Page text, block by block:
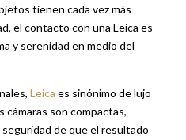
tienen cada vez más
el contacto con una Leica es
y serenidad en medio del
Leica es sinónimo de lujo
cámaras son compactas,
de que el resultado